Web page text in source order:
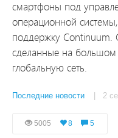
смартфоны под
операционной
поддержку Continuum.
сделанные на большом
глобальную сеть.
Последние новости | 2
5005 8 5